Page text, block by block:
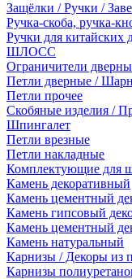
Защёлки / Ручки /
Ручка-скоба, ручка-
Ручки для китайских
ШЛОСС
Ограничители
Петли дверные /
Петли прочее
Скобяные изделия /
Шпингалет
Петли врезные
Петли накладные
Комплектующие для
Камень декоративный
Камень цементный
Камень гипсовый
Камень цементный
Камень натуральный
Карнизы / Декоры из
Карнизы